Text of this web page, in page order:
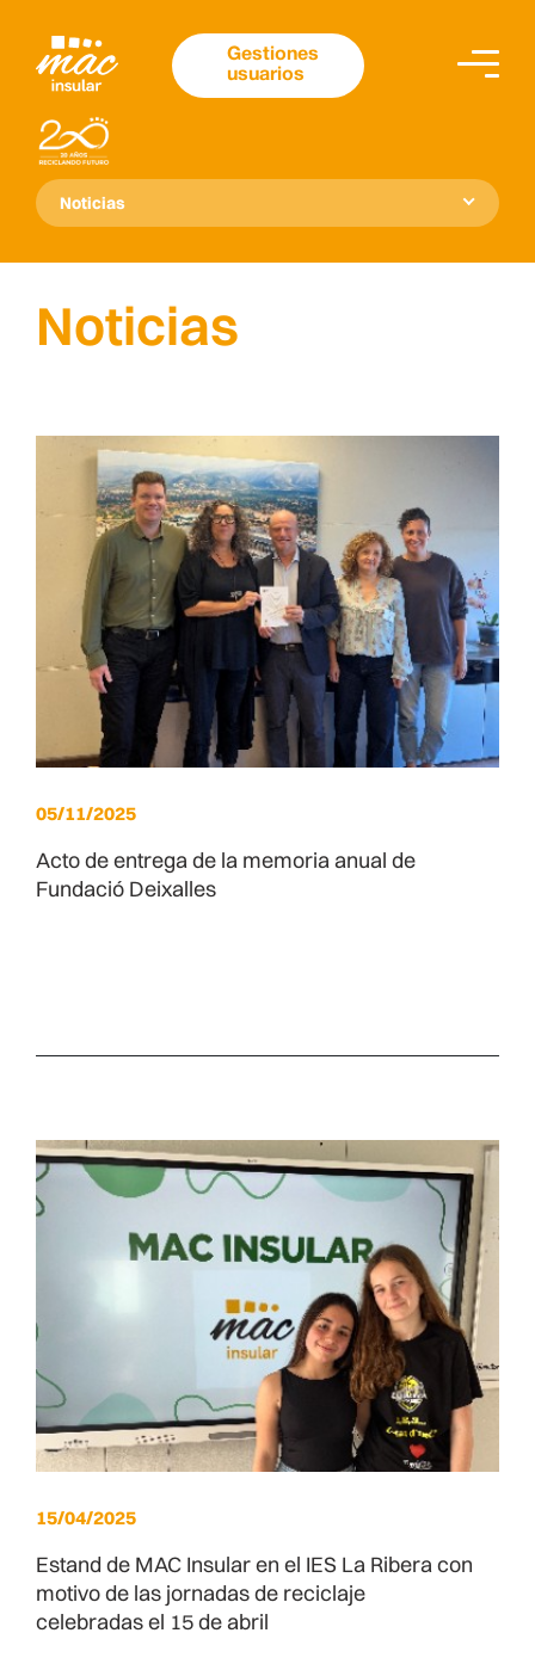
Gestiones
usuarios
Noticias
Noticias
05/11/2025
Acto de entrega de la memoria anual de
Fundació Deixalles
15/04/2025
Estand de MAC Insular en el IES La Ribera con
motivo de las jornadas de reciclaje
celebradas el 15 de abril